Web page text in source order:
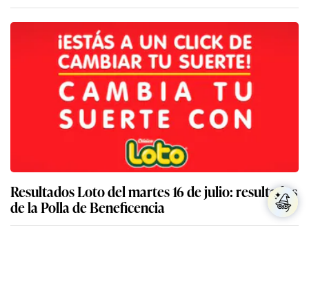
Resultados Loto del martes 16 de julio: resultados
de la Polla de Beneficencia